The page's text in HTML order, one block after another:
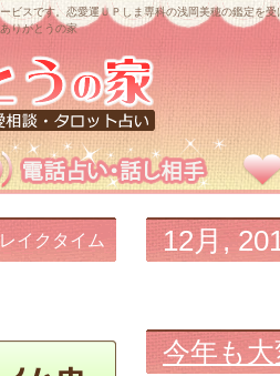
ビスです。恋愛運ＵＰしま専科の浅岡美穂の鑑定
りがとうの家
12月,
今年も
イクタイム